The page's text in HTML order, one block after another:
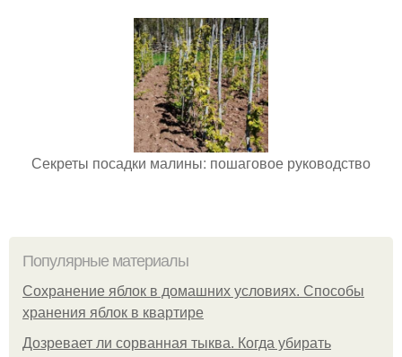
Секреты посадки малины: пошаговое руководство
Популярные материалы
Сохранение яблок в домашних условиях. Способы
хранения яблок в квартире
Дозревает ли сорванная тыква. Когда убирать